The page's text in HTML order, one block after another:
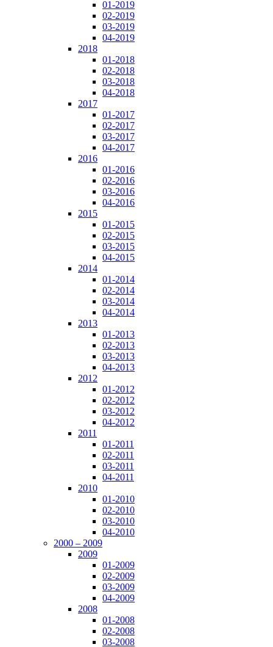
01-2019
02-2019
03-2019
04-2019
2018
01-2018
02-2018
03-2018
04-2018
2017
01-2017
02-2017
03-2017
04-2017
2016
01-2016
02-2016
03-2016
04-2016
2015
01-2015
02-2015
03-2015
04-2015
2014
01-2014
02-2014
03-2014
04-2014
2013
01-2013
02-2013
03-2013
04-2013
2012
01-2012
02-2012
03-2012
04-2012
2011
01-2011
02-2011
03-2011
04-2011
2010
01-2010
02-2010
03-2010
04-2010
2000 – 2009
2009
01-2009
02-2009
03-2009
04-2009
2008
01-2008
02-2008
03-2008